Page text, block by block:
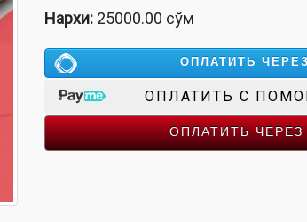
Нархи: 25000.00 сўм
ОПЛАТИТЬ ЧЕРЕЗ
ОПЛАТИТЬ С
ОПЛАТИТЬ ЧЕРЕЗ